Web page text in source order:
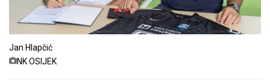
Jan Hlapčić
NK OSIJEK